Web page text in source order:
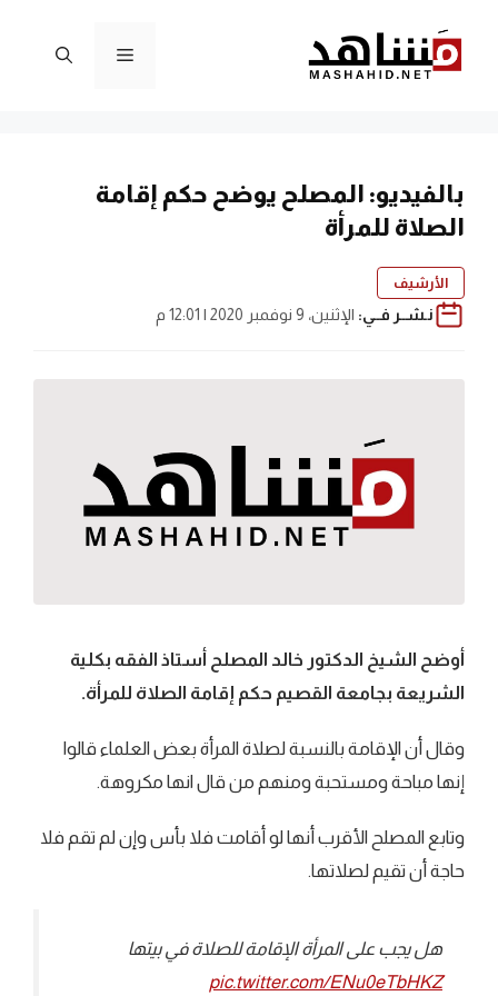
المحتوى
القائمة
بالفيديو: المصلح يوضح حكم إقامة
الصلاة للمرأة
الأرشيف
نـشــر فــي: الإثنين، 9 نوفمبر 2020 | 12:01 م
أوضح الشيخ الدكتور خالد المصلح أستاذ الفقه بكلية
الشريعة بجامعة القصيم حكم إقامة الصلاة للمرأة.
وقال أن الإقامة بالنسبة لصلاة المرأة بعض العلماء قالوا
إنها مباحة ومستحبة ومنهم من قال انها مكروهة.
وتابع المصلح الأقرب أنها لو أقامت فلا بأس وإن لم تقم فلا
حاجة أن تقيم لصلاتها.
هل يجب على المرأة الإقامة للصلاة في بيتها
pic.twitter.com/ENu0eTbHKZ